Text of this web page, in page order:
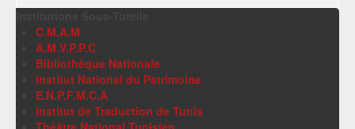
C.M.A.M
A.M.V.P.P.C
Bibliothèque Nationale
Institut National du Patrimoine
E.N.P.F.M.C.A
Institut de Traduction de Tunis